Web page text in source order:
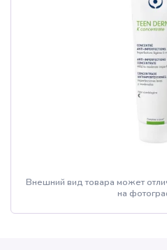
Внешний вид товара может
на